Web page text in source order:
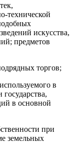
технической
искусства,
предметов
торгов;
в
в основной
при
земельных